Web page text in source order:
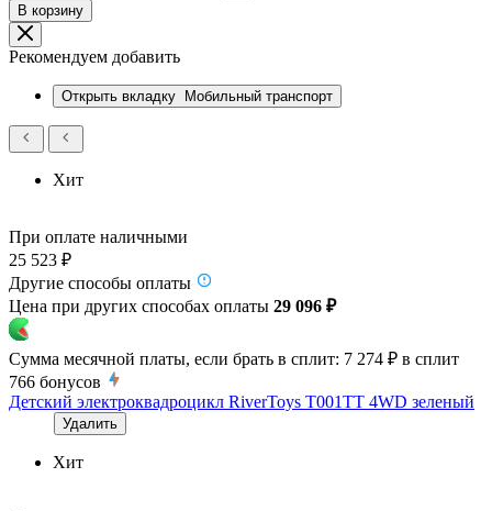
В корзину
Рекомендуем добавить
Открыть вкладку Мобильный транспорт
Хит
При оплате наличными
25 523 ₽
Другие способы оплаты
Цена при других способах оплаты 29 096 ₽
Сумма месячной платы, если брать в сплит: 7 274 ₽ в сплит
766 бонусов
Детский электроквадроцикл RiverToys T001TT 4WD зеленый
Удалить
Хит